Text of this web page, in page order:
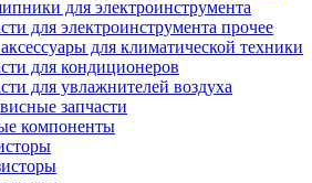
для электроинструмента
для электроинструмента прочее
для климатической техники
для кондиционеров
для увлажнителей воздуха
запчасти
компоненты